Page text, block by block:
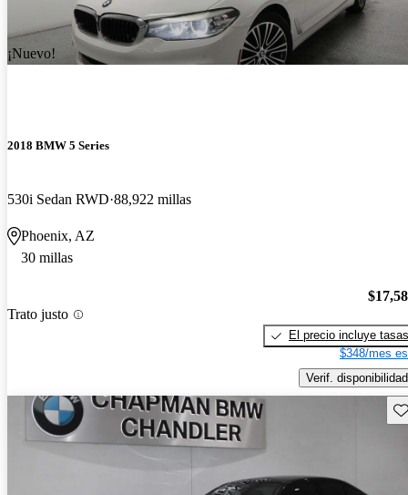
¡Nuevo!
2018 BMW 5 Series
530i Sedan RWD 88,922 millas
Phoenix, AZ
30 millas
Trato justo
El precio incluye tasas
$348/mes
Verif. disponibilidad